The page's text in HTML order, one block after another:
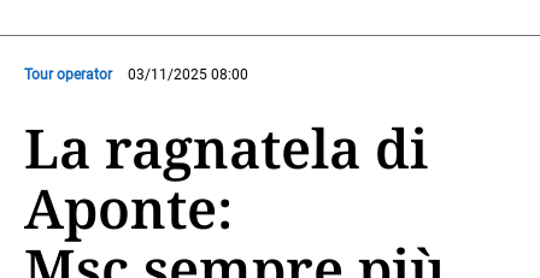
Tour operator 03/11/2025 08:00
La ragnatela di
Aponte: